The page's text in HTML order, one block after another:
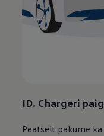
ID. Chargeri
Peatselt pakume